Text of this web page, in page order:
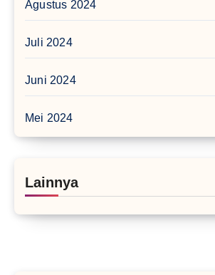
Agustus 2024
Juli 2024
Juni 2024
Mei 2024
Lainnya